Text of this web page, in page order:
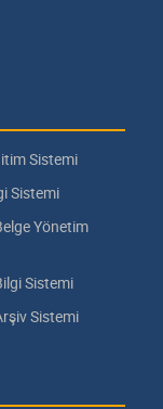
Sistemi
Sistemi
Yönetim
Sistemi
Sistemi